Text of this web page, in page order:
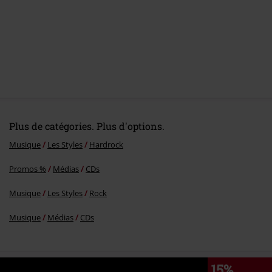
Plus de catégories. Plus d'options.
Musique Les Styles Hardrock
Promos % Médias CDs
Musique Les Styles Rock
Musique Médias CDs